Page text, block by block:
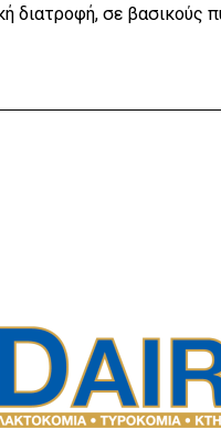
διατροφή, σε βασικούς